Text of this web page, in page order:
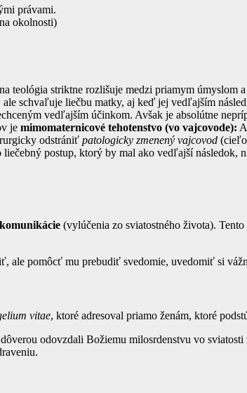
právami.
okolnosti)
teológia striktne rozlišuje medzi priamym úmyslom
schvaľuje liečbu matky, aj keď jej vedľajším
vedľajším účinkom. Avšak je absolútne
je mimomaternicové tehotenstvo (vo vajcovode):
odstrániť patologicky zmenený vajcovod
postup, ktorý by mal ako vedľajší následok,
(vylúčenia zo sviatostného života).
ale pomôcť mu prebudiť svedomie, uvedomiť si
vitae, ktoré adresoval priamo ženám, ktoré
odovzdali Božiemu milosrdenstvu vo